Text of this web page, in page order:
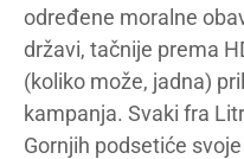
određene moralne
državi, tačnije prema
(koliko može, jadna)
kampanja. Svaki fra
Gornjih podsetiće